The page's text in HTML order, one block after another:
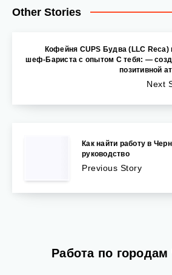
Other Stories
Кофейня CUPS Будва (LLC Reca)
шеф-Бариста с опытом С тебя: —
позитивной
Next
Как найти работу в
руководство
Previous Story
Работа по городам